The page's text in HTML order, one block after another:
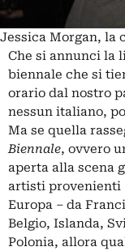
Jessica Morgan, la
Che si annunci la
biennale che si
orario dal nostro
nessun italiano,
Ma se quella
Biennale, ovvero
aperta alla scena
artisti provenienti
Europa – da
Belgio, Islanda,
Polonia, allora